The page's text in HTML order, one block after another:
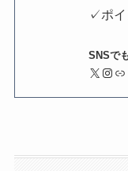
✓ポイ
SNSで
X Instagram リンク